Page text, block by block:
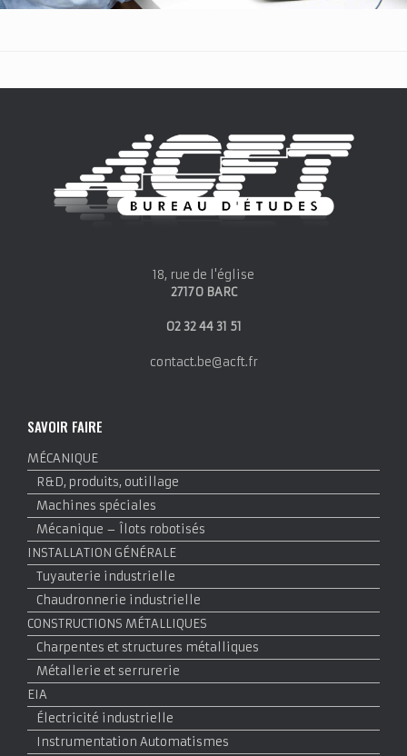
18, rue de l'église
27170 BARC
02 32 44 31 51
contact.be@acft.fr
SAVOIR FAIRE
MÉCANIQUE
R&D, produits, outillage
Machines spéciales
Mécanique – Îlots robotisés
INSTALLATION GÉNÉRALE
Tuyauterie industrielle
Chaudronnerie industrielle
CONSTRUCTIONS MÉTALLIQUES
Charpentes et structures métalliques
Métallerie et serrurerie
EIA
Électricité industrielle
Instrumentation Automatismes